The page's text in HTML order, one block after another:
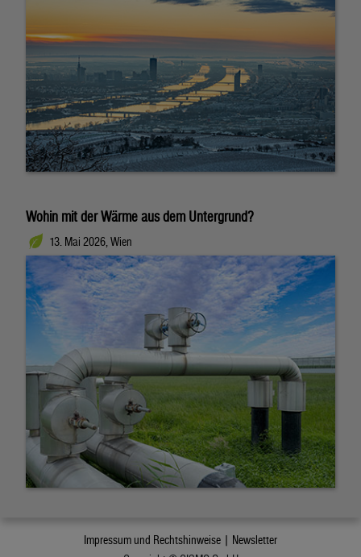
Wohin mit der Wärme aus dem Untergrund?
13. Mai 2026, Wien
Impressum und Rechtshinweise | Newsletter